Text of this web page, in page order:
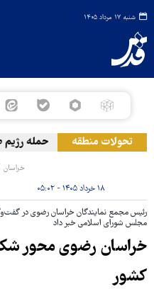
شنبه ۱۷ مرداد ۱۴۰۵
تحولات منطقه حمله رژیم
خراسان
۱۸ خرداد ۱۴۰۵ - ۰۵:۰۲
رئیس مجمع نمایندگان خراسان رضوی در
مجلس شورای اسلامی خبر داد
خراسان رضوی محور
کشور